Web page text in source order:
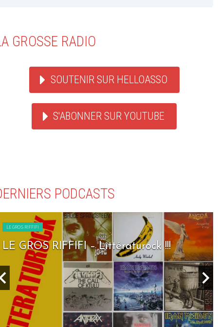
GROSSE RADIO
SOUTENIR SUR HELLOASSO
S'ABONNER SUR YOUTUBE
PODCASTS
LE GROS RIFFIFI
LE GROS RIFFIFI – Littératurock !!!